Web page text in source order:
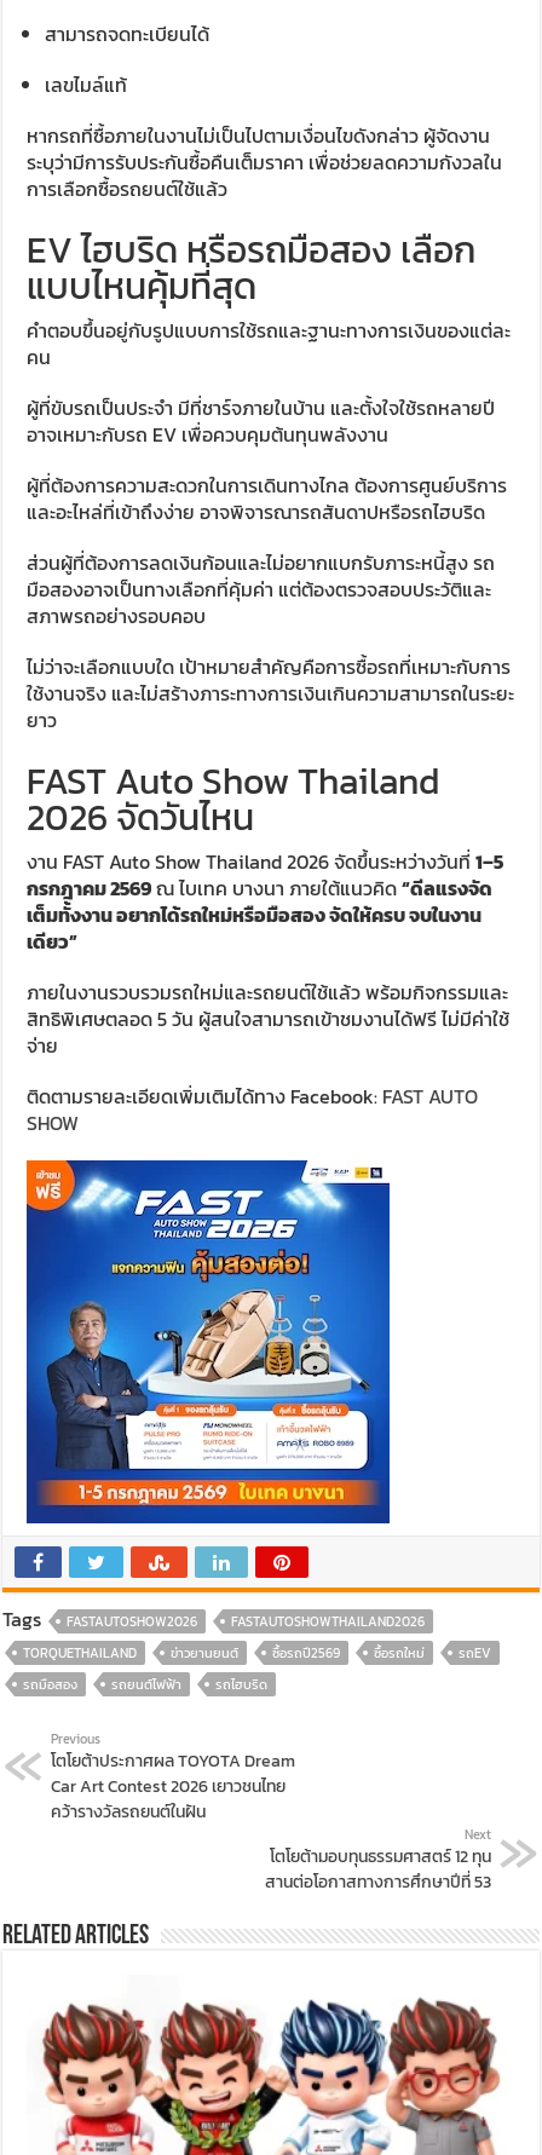
สามารถจดทะเบียนได้
เลขไมล์แท้
หากรถที่ซื้อภายในงานไม่เป็นไปตามเงื่อนไขดังกล่าว ผู้จัดงาน
ระบุว่ามีการรับประกันซื้อคืนเต็มราคา เพื่อช่วยลดความกังวลใน
การเลือกซื้อรถยนต์ใช้แล้ว
EV ไฮบริด หรือรถมือสอง เลือก
แบบไหนคุ้มที่สุด
คำตอบขึ้นอยู่กับรูปแบบการใช้รถและฐานะทางการเงินของแต่ละ
คน
ผู้ที่ขับรถเป็นประจำ มีที่ชาร์จภายในบ้าน และตั้งใจใช้รถหลายปี
อาจเหมาะกับรถ EV เพื่อควบคุมต้นทุนพลังงาน
ผู้ที่ต้องการความสะดวกในการเดินทางไกล ต้องการศูนย์บริการ
และอะไหล่ที่เข้าถึงง่าย อาจพิจารณารถสันดาปหรือรถไฮบริด
ส่วนผู้ที่ต้องการลดเงินก้อนและไม่อยากแบกรับภาระหนี้สูง รถ
มือสองอาจเป็นทางเลือกที่คุ้มค่า แต่ต้องตรวจสอบประวัติและ
สภาพรถอย่างรอบคอบ
ไม่ว่าจะเลือกแบบใด เป้าหมายสำคัญคือการซื้อรถที่เหมาะกับการ
ใช้งานจริง และไม่สร้างภาระทางการเงินเกินความสามารถในระยะ
ยาว
FAST Auto Show Thailand
2026 จัดวันไหน
งาน FAST Auto Show Thailand 2026 จัดขึ้นระหว่างวันที่1–5
กรกฎาคม 2569ณ ไบเทค บางนา ภายใต้แนวคิด“ดีลแรงจัด
เต็มทั้งงาน อยากได้รถใหม่หรือมือสอง จัดให้ครบ จบในงาน
เดียว”
ภายในงานรวบรวมรถใหม่และรถยนต์ใช้แล้ว พร้อมกิจกรรมและ
สิทธิพิเศษตลอด 5 วัน ผู้สนใจสามารถเข้าชมงานได้ฟรี ไม่มีค่าใช้
จ่าย
ติดตามรายละเอียดเพิ่มเติมได้ทาง Facebook: FAST AUTO
SHOW
Tags FASTAUTOSHOW2026
FASTAUTOSHOWTHAILAND2026
TORQUETHAILAND
ข่าวยานยนต์ ซื้อรถปี2569 ซื้อรถใหม่
รถEV
รถมือสอง
รถยนต์ไฟฟ้า รถไฮบริด
Previous
โตโยต้าประกาศผล TOYOTA Dream
Car Art Contest 2026 เยาวชนไทย
คว้ารางวัลรถยนต์ในฝัน
Next
โตโยต้ามอบทุนธรรมศาสตร์ 12 ทุน
สานต่อโอกาสทางการศึกษาปีที่ 53
Related Articles